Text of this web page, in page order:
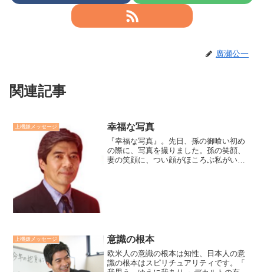
廣瀬公一
関連記事
上機嫌メッセージ 幸福な写真
『幸福な写真』。先日、孫の御喰い初め
の際に、写真を撮りました。孫の笑顔、
妻の笑顔に、つい顔がほころぶ私がいま
上機嫌メッセージ 意識の根本
欧米人の意識の根本は知性、日本人の意
識の根本はスピリチュアリティです。「